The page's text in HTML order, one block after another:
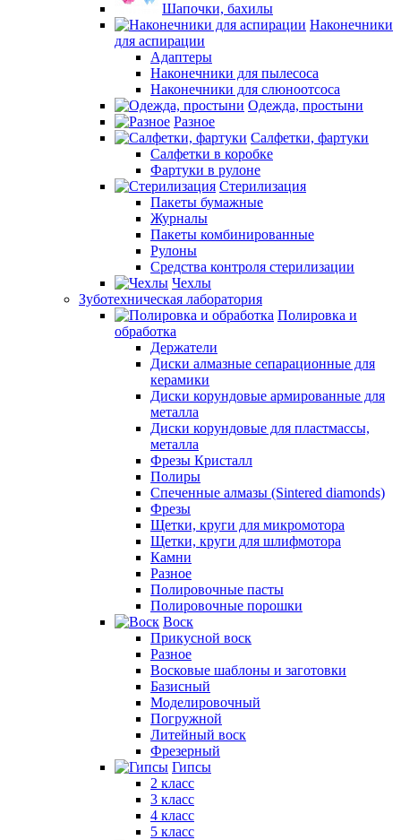
Шапочки, бахилы
Наконечники
для аспирации
Адаптеры
Наконечники для пылесоса
Наконечники для слюноотсоса
Одежда, простыни
Разное
Салфетки, фартуки
Салфетки в коробке
Фартуки в рулоне
Стерилизация
Пакеты бумажные
Журналы
Пакеты комбинированные
Рулоны
Средства контроля стерилизации
Чехлы
Зуботехническая лаборатория
Полировка и
обработка
Держатели
Диски алмазные сепарационные для
керамики
Диски корундовые армированные для
металла
Диски корундовые для пластмассы,
металла
Фрезы Кристалл
Полиры
Спеченные алмазы (Sintered diamonds)
Фрезы
Щетки, круги для микромотора
Щетки, круги для шлифмотора
Камни
Разное
Полировочные пасты
Полировочные порошки
Воск
Прикусной воск
Разное
Восковые шаблоны и заготовки
Базисный
Моделировочный
Погружной
Литейный воск
Фрезерный
Гипсы
2 класс
3 класс
4 класс
5 класс